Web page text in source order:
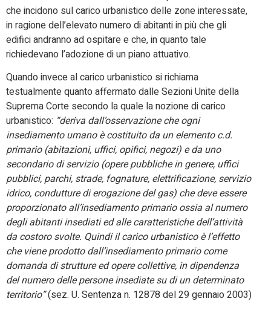
che incidono sul carico urbanistico delle zone interessate,
in ragione dell’elevato numero di abitanti in più che gli
edifici andranno ad ospitare e che, in quanto tale
richiedevano l’adozione di un piano attuativo.
Quando invece al carico urbanistico si richiama
testualmente quanto affermato dalle Sezioni Unite della
Suprema Corte secondo la quale la nozione di carico
urbanistico: “deriva dall’osservazione che ogni
insediamento umano è costituito da un elemento c.d.
primario (abitazioni, uffici, opifici, negozi) e da uno
secondario di servizio (opere pubbliche in genere, uffici
pubblici, parchi, strade, fognature, elettrificazione, servizio
idrico, condutture di erogazione del gas) che deve essere
proporzionato all’insediamento primario ossia al numero
degli abitanti insediati ed alle caratteristiche dell’attività
da costoro svolte. Quindi il carico urbanistico è l’effetto
che viene prodotto dall’insediamento primario come
domanda di strutture ed opere collettive, in dipendenza
del numero delle persone insediate su di un determinato
territorio”(sez. U. Sentenza n. 12878 del 29 gennaio 2003)